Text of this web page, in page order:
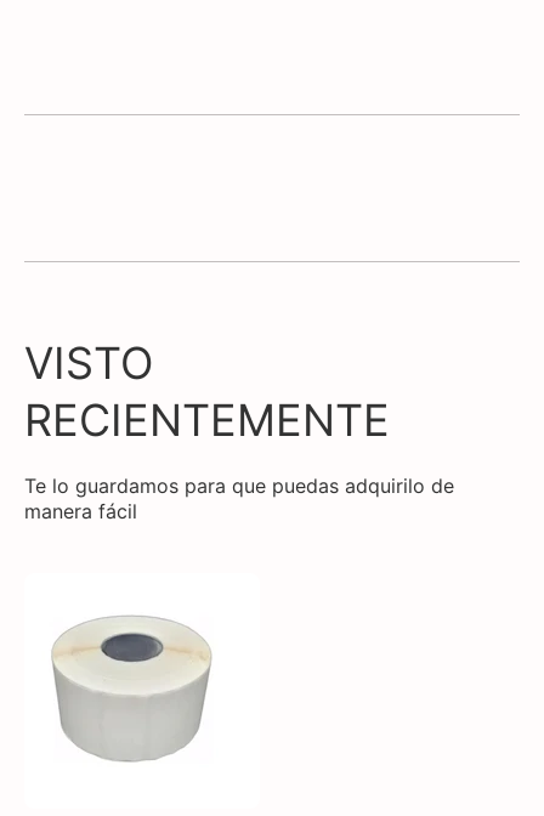
VISTO
RECIENTEMENTE
Te lo guardamos para que puedas adquirilo de
manera fácil